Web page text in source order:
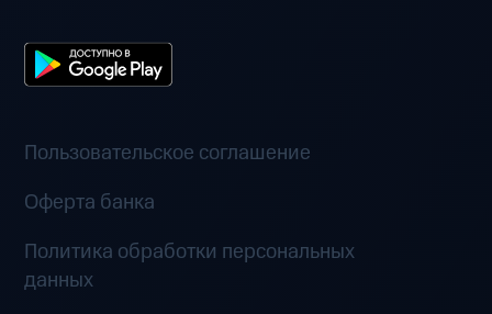
Пользовательское соглашение
Оферта банка
Политика обработки персональных
данных